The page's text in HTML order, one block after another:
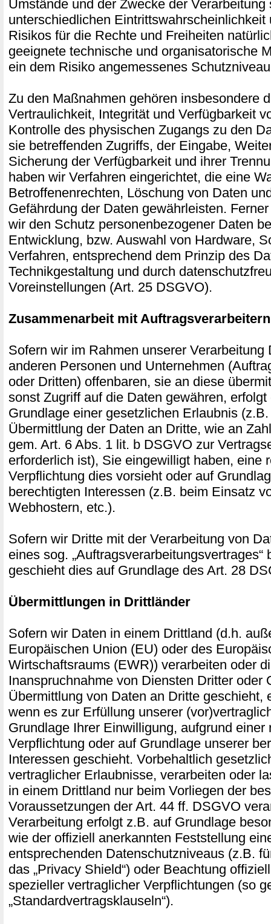
Umstände und der Zwecke der Verarbeitung
unterschiedlichen Eintrittswahrscheinlichkeit
Risikos für die Rechte und Freiheiten
geeignete technische und organisatorische
ein dem Risiko angemessenes
Zu den Maßnahmen gehören insbesondere
Vertraulichkeit, Integrität und Verfügbarkeit
Kontrolle des physischen Zugangs zu den
sie betreffenden Zugriffs, der Eingabe,
Sicherung der Verfügbarkeit und ihrer
haben wir Verfahren eingerichtet, die eine
Betroffenenrechten, Löschung von Daten
Gefährdung der Daten gewährleisten.
wir den Schutz personenbezogener Daten
Entwicklung, bzw. Auswahl von Hardware,
Verfahren, entsprechend dem Prinzip des
Technikgestaltung und durch
Voreinstellungen (Art. 25 DSGVO).
Zusammenarbeit mit
Sofern wir im Rahmen unserer Verarbeitung
anderen Personen und Unternehmen
oder Dritten) offenbaren, sie an diese
sonst Zugriff auf die Daten gewähren, erfolgt
Grundlage einer gesetzlichen Erlaubnis
Übermittlung der Daten an Dritte, wie an
gem. Art. 6 Abs. 1 lit. b DSGVO zur
erforderlich ist), Sie eingewilligt haben, eine
Verpflichtung dies vorsieht oder auf
berechtigten Interessen (z.B. beim Einsatz
Webhostern, etc.).
Sofern wir Dritte mit der Verarbeitung von
eines sog. „Auftragsverarbeitungsvertrages“
geschieht dies auf Grundlage des Art. 28
Übermittlungen in Drittländer
Sofern wir Daten in einem Drittland (d.h.
Europäischen Union (EU) oder des
Wirtschaftsraums (EWR)) verarbeiten oder
Inanspruchnahme von Diensten Dritter oder
Übermittlung von Daten an Dritte geschieht,
wenn es zur Erfüllung unserer
Grundlage Ihrer Einwilligung, aufgrund einer
Verpflichtung oder auf Grundlage unserer
Interessen geschieht. Vorbehaltlich
vertraglicher Erlaubnisse, verarbeiten oder
in einem Drittland nur beim Vorliegen der
Voraussetzungen der Art. 44 ff. DSGVO
Verarbeitung erfolgt z.B. auf Grundlage
wie der offiziell anerkannten Feststellung
entsprechenden Datenschutzniveaus (z.B.
das „Privacy Shield“) oder Beachtung
spezieller vertraglicher Verpflichtungen (so
„Standardvertragsklauseln“).